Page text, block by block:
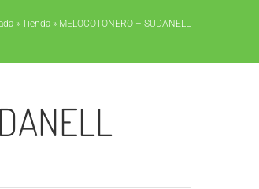
» Tienda » MELOCOTONERO – SUDANELL